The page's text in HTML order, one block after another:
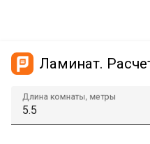
Ламинат.
Длина комнаты, метры